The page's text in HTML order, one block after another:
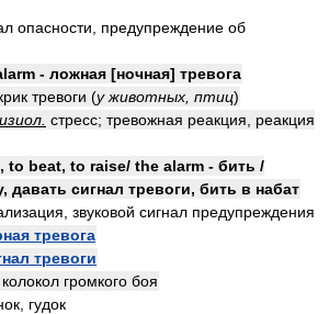
опасности, предупреждение об
- ложная [ночная] тревога
тревоги (у животных, птиц)
стресс; тревожная реакция, реакция
beat, to raise/ the alarm - бить /
давать сигнал тревоги, бить в набат
звуковой сигнал предупреждения
тревога
тревоги
колокол громкого боя
гудок